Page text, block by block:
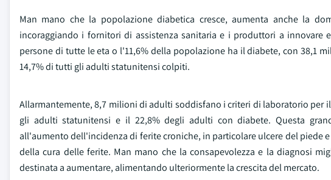
Man mano che la popolazione diabetica cresce, aumenta anche la
incoraggiando i fornitori di assistenza sanitaria e i produttori a
persone di tutte le eta o l'11,6% della popolazione ha il diabete, con 38,1
14,7% di tutti gli adulti statunitensi colpiti.
Allarmantemente, 8,7 milioni di adulti soddisfano i criteri di laboratorio
gli adulti statunitensi e il 22,8% degli adulti con diabete. Questa
all'aumento dell'incidenza di ferite croniche, in particolare ulcere del piede
della cura delle ferite. Man mano che la consapevolezza e la diagnosi
destinata a aumentare, alimentando ulteriormente la crescita del mercato.